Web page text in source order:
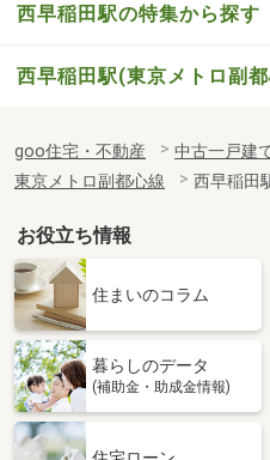
西早稲田駅の特集から探す
西早稲田駅(東京メトロ副
goo住宅・不動産 中古一戸建
東京メトロ副都心線
西早稲田
お役立ち情報
住まいのコラム
暮らしのデータ
(補助金・助成金情報)